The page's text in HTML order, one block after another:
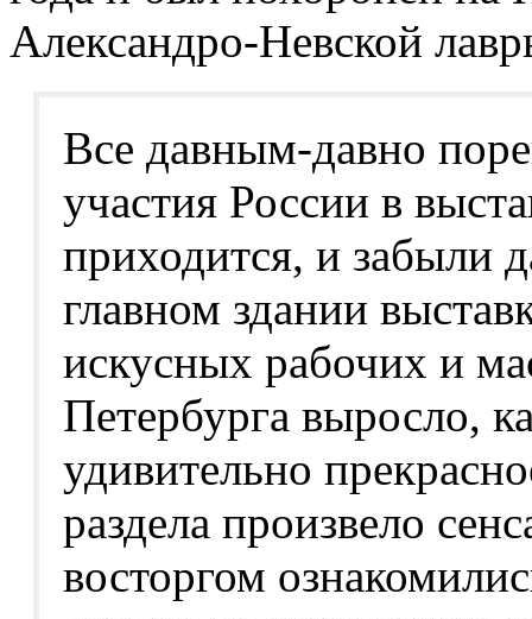
Александро-Невской
Все давным-давно
участия России в
приходится, и забыли
главном здании
искусных рабочих и
Петербурга выросло,
удивительно
раздела произвело
восторгом